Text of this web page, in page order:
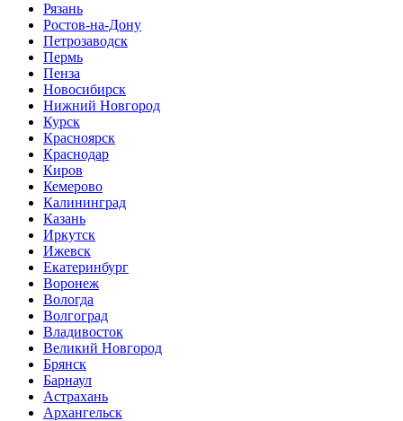
Рязань
Ростов-на-Дону
Петрозаводск
Пермь
Пенза
Новосибирск
Нижний Новгород
Курск
Красноярск
Краснодар
Киров
Кемерово
Калининград
Казань
Иркутск
Ижевск
Екатеринбург
Воронеж
Вологда
Волгоград
Владивосток
Великий Новгород
Брянск
Барнаул
Астрахань
Архангельск